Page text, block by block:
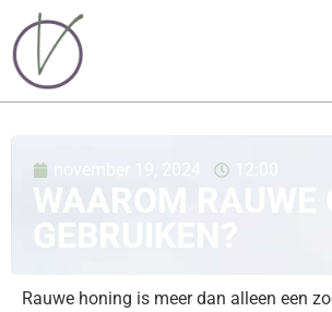
WAAROM RAUWE
Rauwe honing is meer dan alleen een